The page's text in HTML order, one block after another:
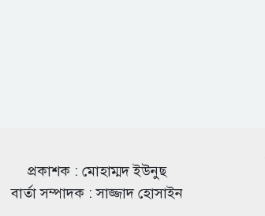
প্রকাশক : মোহাম্মদ ইউনুছ
বার্তা সম্পাদক : সাজ্জাদ হোসাইন